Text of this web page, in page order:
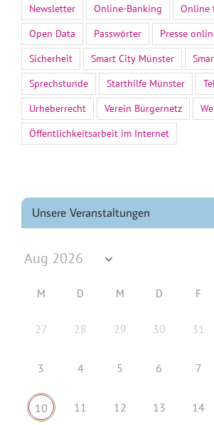
Unsere Veranstaltungen
M D M D F
27 28 29 30 31
3 4 5 6 7
10 11 12 13 14
Newsletter
Online-Banking
Online
Open Data
Passwörter Presse
Sicherheit
Smart City Münster
Sprechstunde
Starthilfe Münster
Urheberrecht
Verein Bürgernetz
Öffentlichkeitsarbeit im Internet